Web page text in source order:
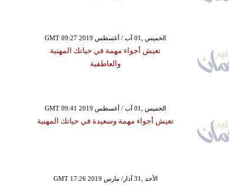
GMT 09:27 2019 الخميس ,01 آب / أغسطس
تعيش أجواء مهمة في حياتك المهنية
والعاطفية
GMT 09:41 2019 الخميس ,01 آب / أغسطس
تعيش أجواء مهمة وسعيدة في حياتك المهنية
GMT 17:26 2019 الأحد ,31 آذار/ مارس